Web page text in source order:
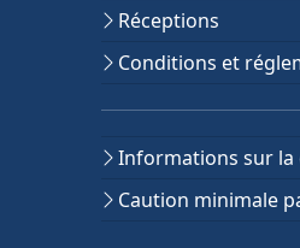
Réceptions
Conditions et
Informations sur la
Caution minimale